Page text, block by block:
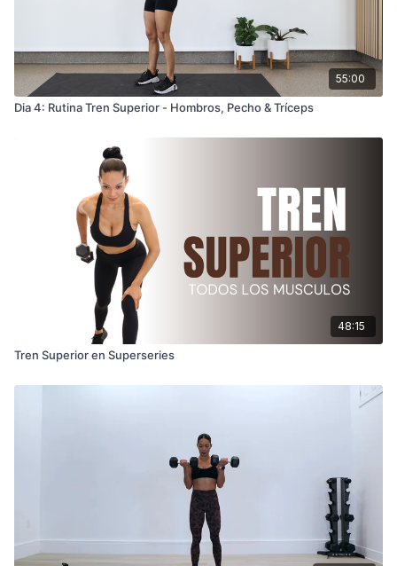
55:00
Dia 4: Rutina Tren Superior - Hombros, Pecho & Tríceps
48:15
Tren Superior en Superseries